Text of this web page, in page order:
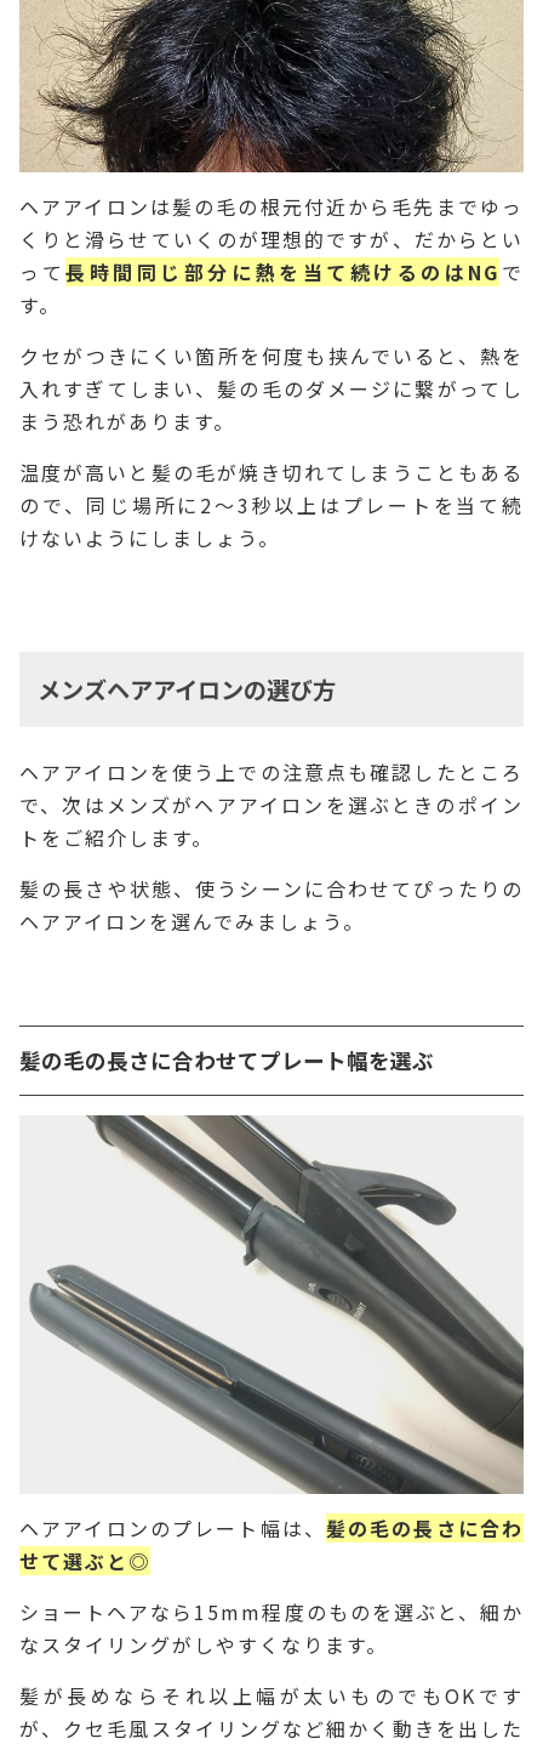
ヘアアイロンは髪の毛の根元付近から毛先までゆっ
くりと滑らせていくのが理想的ですが、だからとい
って長時間同じ部分に熱を当て続けるのはNG で
す。
クセがつきにくい箇所を何度も挟んでいると、熱を
入れすぎてしまい、髪の毛のダメージに繋がってし
まう恐れがあります。
温度が高いと髪の毛が焼き切れてしまうこともある
ので、同じ場所に2～3秒以上はプレート を当て続
けないようにしましょう。
メンズヘアアイロンの選び方
ヘアアイロンを使う上での注意点も確認したところ
で、次はメンズがヘアアイロンを選ぶときのポイン
トをご紹介します。
髪の長さや状態、使うシーンに合わせてぴったりの
ヘアアイロンを選んでみましょう。
髪の毛の長さに合わせてプレート幅を選ぶ
ヘアアイロンのプレート幅は、 髪の毛の長さに合わ
せて選ぶと◎
ショートヘアなら15mm程度のものを選ぶと、細か
なスタイリングがしやすくなります。
髪が長めならそれ以上幅が太いものでもOKです
が、クセ毛風スタイリングなど細かく動きを出した